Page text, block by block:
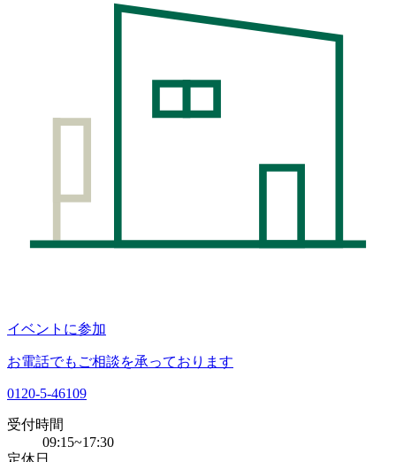
イベントに参加
お電話でもご相談を承っております
0120-5-46109
受付時間
09:15~17:30
定休日